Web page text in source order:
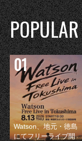
POPULAR
Watson、地元・徳島
にてフリーライブ開